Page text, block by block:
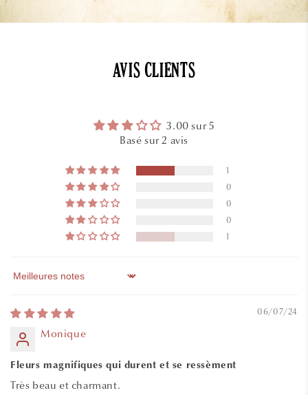
AVIS CLIENTS
3.00 sur 5
Basé sur 2 avis
1
0
0
0
1
Sort by
06/07/24
Monique
Fleurs magnifiques qui durent et se ressèment
Très beau et charmant.